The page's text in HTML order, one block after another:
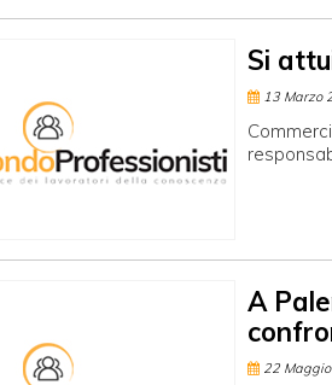
Si
13 Marzo
A
22